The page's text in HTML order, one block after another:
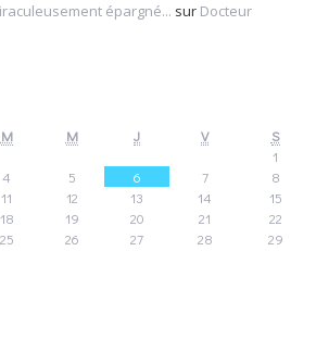
épargné... sur Docteur
M M J V
S
1
4 5 6 7
8
11 12 13 14
15
18 19 20 21
22
25 26 27 28
29